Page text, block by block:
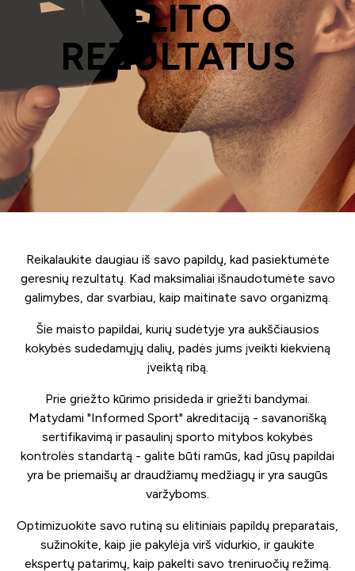
ELITO
REZULTATUS
Reikalaukite daugiau iš savo papildų, kad pasiektumėte
geresnių rezultatų. Kad maksimaliai išnaudotumėte savo
galimybes, dar svarbiau, kaip maitinate savo organizmą.
Šie maisto papildai, kurių sudėtyje yra aukščiausios
kokybės sudedamųjų dalių, padės jums įveikti kiekvieną
įveiktą ribą.
Prie griežto kūrimo prisideda ir griežti bandymai.
Matydami "Informed Sport" akreditaciją - savanorišką
sertifikavimą ir pasaulinį sporto mitybos kokybės
kontrolės standartą - galite būti ramūs, kad jūsų papildai
yra be priemaišų ar draudžiamų medžiagų ir yra saugūs
varžyboms.
Optimizuokite savo rutiną su elitiniais papildų preparatais,
sužinokite, kaip jie pakylėja virš vidurkio, ir gaukite
ekspertų patarimų, kaip pakelti savo treniruočių režimą.